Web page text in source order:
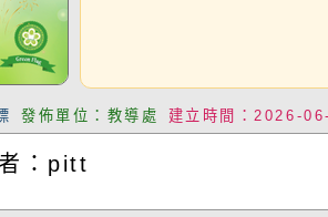
動」海報
LCD託播影（
關身心障礙者
）第三次國
文件及附件英
政院新聞傳播
共服務政策溝
育部國民及學
「115年度促進
桃園市政府LED
發佈單位：教導處 建立時間：2026-
：pitt